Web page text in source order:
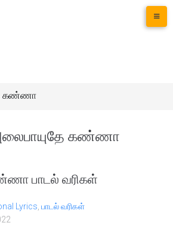
கண்ணா
கண்ணா
பாடல் வரிகள்
Lyrics பாடல் வரிகள்